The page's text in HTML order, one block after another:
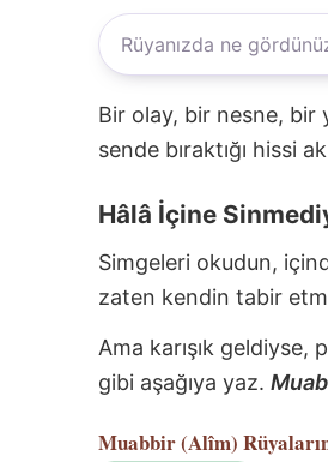
Bir olay, bir nesne, bir
sende bıraktığı hissi
Hâlâ İçine
Simgeleri okudun,
zaten kendin tabir
Ama karışık
gibi aşağıya yaz.
Muabbir (Alîm)